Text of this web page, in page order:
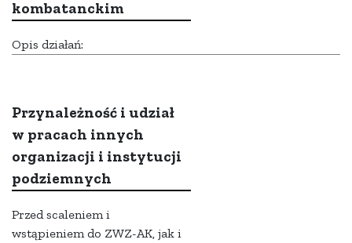
kombatanckim
Opis działań:
Przynależność i udział
w pracach innych
organizacji i instytucji
podziemnych
Przed scaleniem i
wstąpieniem do ZWZ-AK, jak i